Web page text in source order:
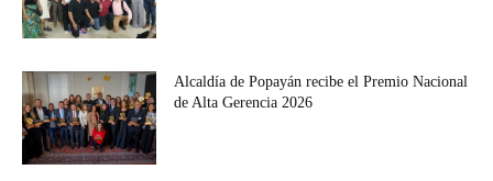
Alcaldía de Popayán recibe el Premio Nacional
de Alta Gerencia 2026